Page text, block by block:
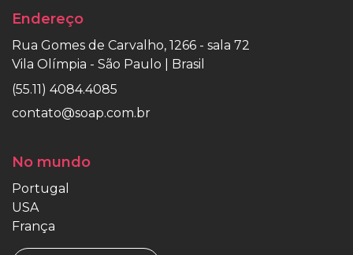
Endereço
Rua Gomes de Carvalho, 1266 - sala 72
Vila Olímpia - São Paulo | Brasil
(55.11) 4084.4085
contato@soap.com.br
No mundo
Portugal
USA
França